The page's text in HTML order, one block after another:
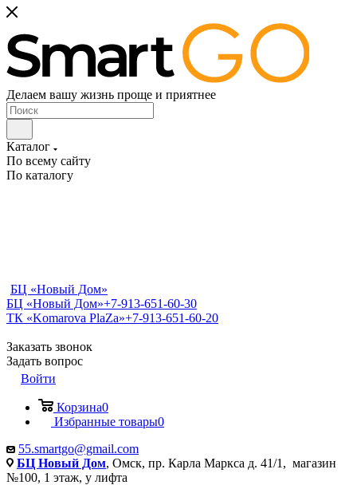
Делаем вашу жизнь проще и приятнее
Каталог
По всему сайту
По каталогу
БЦ «Новый Дом»
БЦ «Новый Дом»+7-913-651-60-30
ТК «Komarova PlaZa»+7-913-651-60-20
Заказать звонок
Задать вопрос
Войти
Корзина0
Избранные товары0
55.smartgo@gmail.com
БЦ Новый Дом, Омск, пр. Карла Маркса д. 41/1, магазин
№100, 1 этаж, у лифта